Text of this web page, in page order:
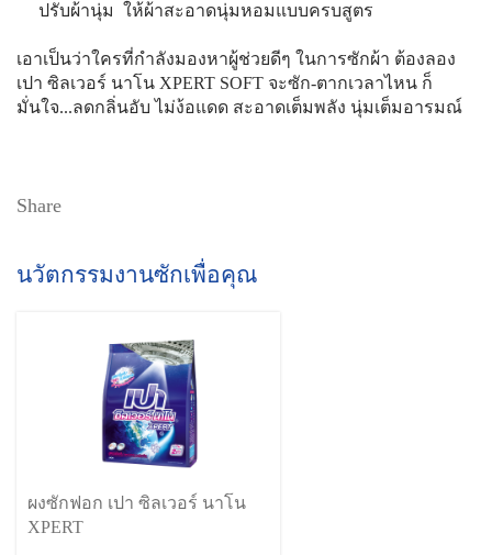
ปรับผ้านุ่ม ให้ผ้าสะอาดนุ่มหอมแบบครบสูตร
เอาเป็นว่าใครที่กำลังมองหาผู้ช่วยดีๆ ในการซักผ้า ต้องลอง
เปา ซิลเวอร์ นาโน XPERT SOFT จะซัก-ตากเวลาไหน ก็
มั่นใจ...ลดกลิ่นอับ ไม่ง้อแดด สะอาดเต็มพลัง นุ่มเต็มอารมณ์
Share
นวัตกรรมงานซักเพื่อคุณ
ผงซักฟอก เปา ซิลเวอร์ นาโน
XPERT